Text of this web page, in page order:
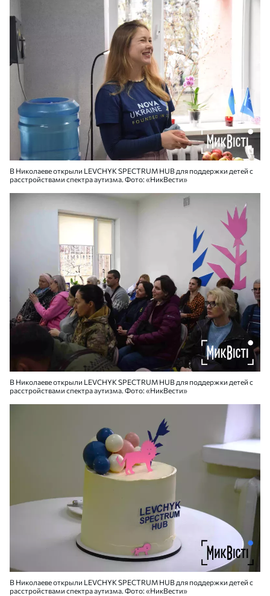
В Николаеве открыли LEVCHYK SPECTRUM HUB для поддержки детей с
расстройствами спектра аутизма. Фото: «НикВести»
В Николаеве открыли LEVCHYK SPECTRUM HUB для поддержки детей с
расстройствами спектра аутизма. Фото: «НикВести»
В Николаеве открыли LEVCHYK SPECTRUM HUB для поддержки детей с
расстройствами спектра аутизма. Фото: «НикВести»